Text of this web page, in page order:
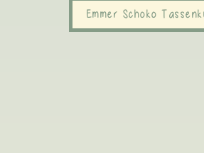
Emmer Schoko